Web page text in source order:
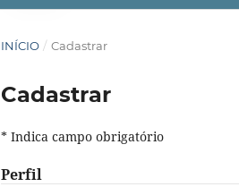
INÍCIO / Cadastrar
Cadastrar
* Indica campo obrigatório
Perfil